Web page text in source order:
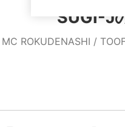
SUGI-J
ROKUDENASHI /